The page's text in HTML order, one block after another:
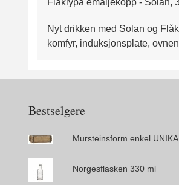
Flåklypa emaljekopp - Solan,
Nyt drikken med Solan og
komfyr, induksjonsplate,
Bestselgere
Mursteinsform enkel UNIKA
Norgesflasken 330 ml